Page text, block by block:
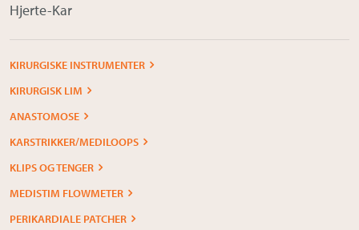
Hjerte-Kar
KIRURGISKE INSTRUMENTER
KIRURGISK LIM
ANASTOMOSE
KARSTRIKKER/MEDILOOPS
KLIPS OG TENGER
MEDISTIM FLOWMETER
PERIKARDIALE PATCHER